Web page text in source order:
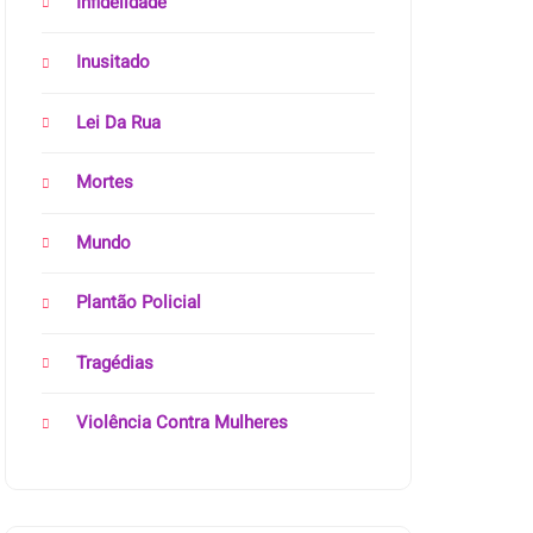
Inusitado
Lei Da Rua
Mortes
Mundo
Plantão Policial
Tragédias
Violência Contra Mulheres